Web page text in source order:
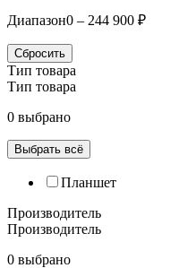
Диапазон0 – 244 900 ₽
Сбросить
Тип товара
Тип товара
0 выбрано
Выбрать всё
Планшет
Производитель
Производитель
0 выбрано